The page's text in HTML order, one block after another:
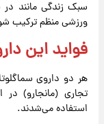
سبک زندگی مانند
ورزشی منظم ترکیب
فواید این
هر دو داروی
تجاری (مانجارو) در
استفاده می‌شدند.